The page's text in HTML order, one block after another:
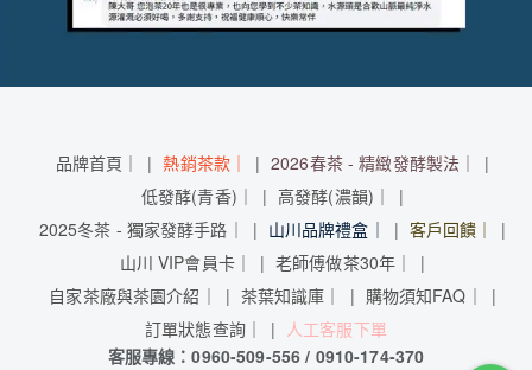
品牌首頁｜ 熱銷茶款｜
2026春茶 - 精緻發酵製法｜
低發酵(青香)｜
高發酵(濃韻)｜
2025冬茶 - 獨家發酵手路｜
山川品牌禮盒｜
客戶回饋｜
山川 VIP會員卡｜
老師傅做茶30年｜
自家茶廠與茶園介紹｜
茶葉知識庫｜
購物須知FAQ｜
訂單狀態查詢｜
人工客服下單
客服專線：0960-509-556 / 0910-174-370